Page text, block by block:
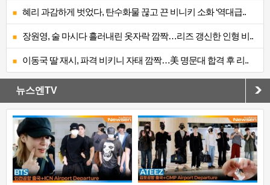
혜리 과감하게 벗었다, 탄수화물 끊고 끈 비니키 소화 ‘역대급..
장원영, 술 마시다 흘러내린 옷자락 깜짝…리즈 갱신한 인형 비..
이동국 딸 재시, 파격 비키니 자태 깜짝…美 명문대 합격 후 리..
뉴스엔TV